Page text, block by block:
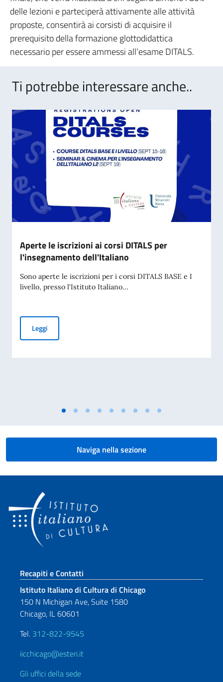
delle lezioni e parteciperà attivamente alle attività
proposte, consentirà ai corsisti di acquisire il
prerequisito della formazione glottodidattica
necessario per essere ammessi all’esame DITALS.
Ti potrebbe interessare anche..
Aperte le iscrizioni ai corsi DITALS per
l'insegnamento dell'Italiano
Sono aperte le iscrizioni per i corsi DITALS BASE e I
livello, presso l'Istituto Italiano...
LeggiAperte le iscrizioni ai corsi DITALS per l'insegnamento
Naviga nella sezione
Sezione footer
Recapiti e Contatti
Istituto Italiano di Cultura di Chicago
150 N Michigan Ave, Suite 1580
Chicago, IL 60601
Tel. 312-822-9545
iicchicago@esteri.it
Gli uffici della sede